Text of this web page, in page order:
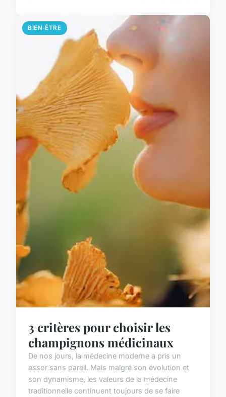
BIEN-ÊTRE
3 critères pour choisir les
champignons médicinaux
De nos jours, la médecine moderne a pris un
essor sans pareil. Mais malgré son évolution et
son dynamisme, les valeurs de la médecine
traditionnelle continuent toujours de se faire